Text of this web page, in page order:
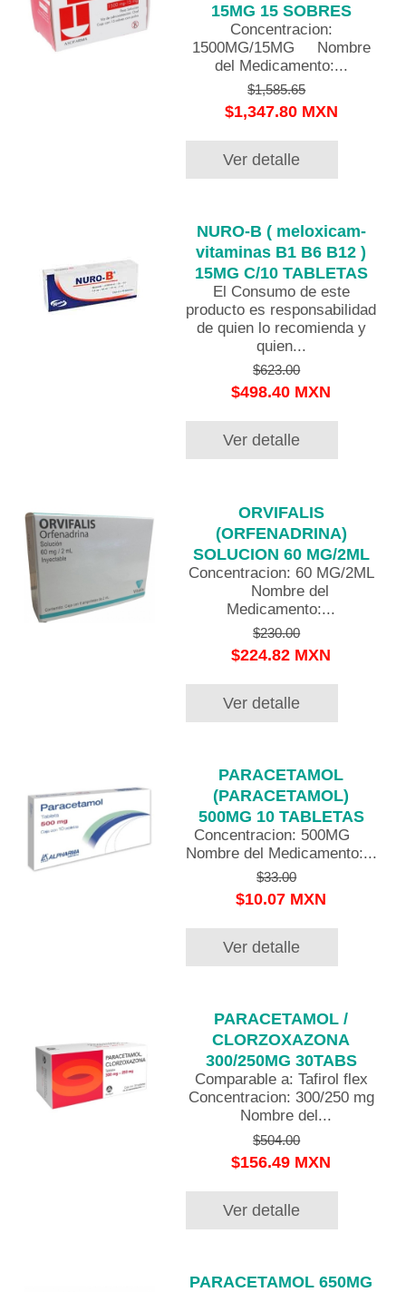
15MG 15 SOBRES
Concentracion:
1500MG/15MG Nombre
del Medicamento:...
$1,585.65
$1,347.80 MXN
Ver detalle
NURO-B ( meloxicam-
vitaminas B1 B6 B12 )
15MG C/10 TABLETAS
El Consumo de este
producto es responsabilidad
de quien lo recomienda y
quien...
$623.00
$498.40 MXN
Ver detalle
ORVIFALIS
(ORFENADRINA)
SOLUCION 60 MG/2ML
Concentracion: 60 MG/2ML
Nombre del
Medicamento:...
$230.00
$224.82 MXN
Ver detalle
PARACETAMOL
(PARACETAMOL)
500MG 10 TABLETAS
Concentracion: 500MG
Nombre del Medicamento:...
$33.00
$10.07 MXN
Ver detalle
PARACETAMOL /
CLORZOXAZONA
300/250MG 30TABS
Comparable a: Tafirol flex
Concentracion: 300/250 mg
Nombre del...
$504.00
$156.49 MXN
Ver detalle
PARACETAMOL 650MG